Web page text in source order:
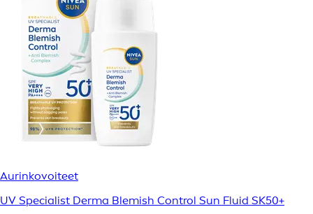
Aurinkovoiteet
UV Specialist Derma Blemish Control Sun Fluid SK50+